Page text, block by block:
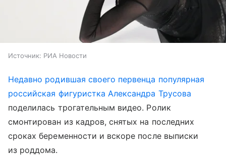
Источник: РИА Новости
Недавно родившая своего первенца популярная
российская фигуристка Александра Трусова
поделилась трогательным видео. Ролик
смонтирован из кадров, снятых на последних
сроках беременности и вскоре после выписки
из роддома.